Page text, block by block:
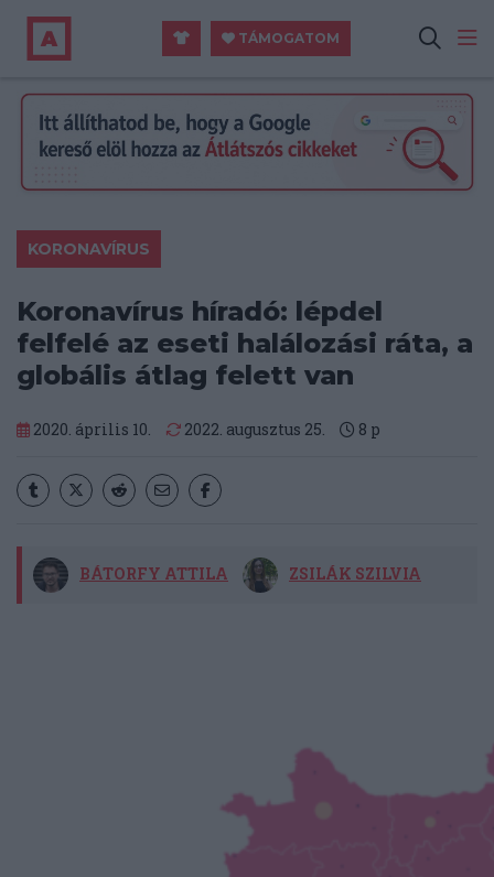
TÁMOGATOM
KORONAVÍRUS
Koronavírus híradó: lépdel
felfelé az eseti halálozási ráta, a
globális átlag felett van
2020. április 10. 2022. augusztus 25. 8 p
BÁTORFY ATTILA ZSILÁK SZILVIA